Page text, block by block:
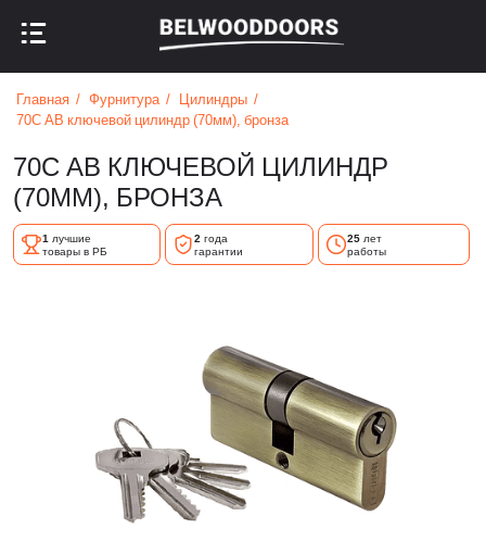
НАЗАД В МЕНЮ
НАЗАД В МЕНЮ
Главная Фурнитура
Цилиндры
70C AB ключевой цилиндр (70мм), бронза
70C AB КЛЮЧЕВОЙ ЦИЛИНДР
(70ММ), БРОНЗА
1 лучшие
товары в РБ
2 года
гарантии
25лет
работы